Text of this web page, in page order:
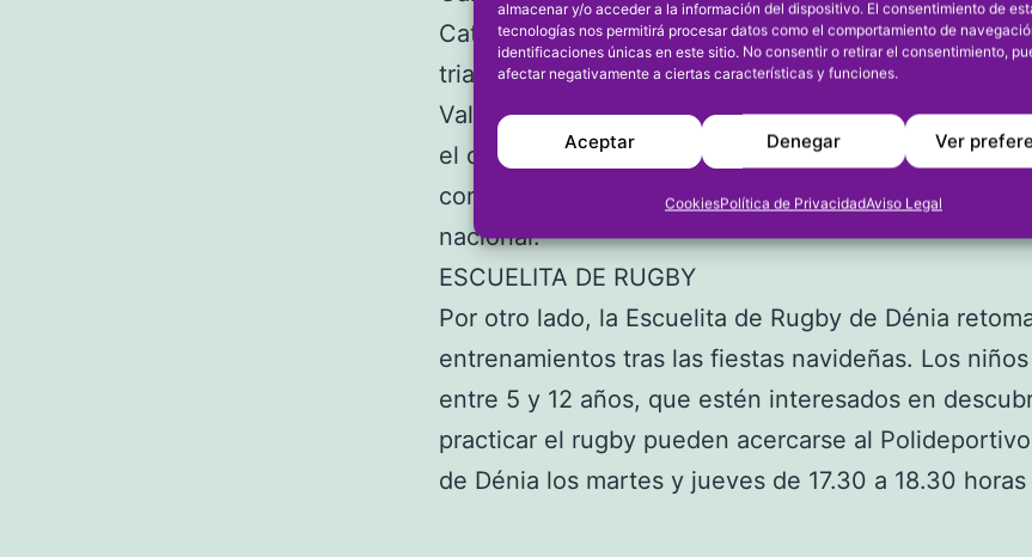
almacenar y/o acceder a la información del dispositivo. El consentimiento de
tecnologías nos permitirá procesar datos como el comportamiento de
identificaciones únicas en este sitio. No consentir o retirar el consentimiento,
afectar negativamente a ciertas características y funciones.
Aceptar Denegar Ver
CookiesPolítica de PrivacidadAviso Legal
Cataluña, Madrid y Castilla León. Los ganadores de
triangular jugarán por el título del Campeonato de
Valenciana se enfrentará a Galicia el 2 de febrero y
el día 12 de febrero. Las jugadoras dianense esperan
convocadas varias veces poder disputar esos
nacional.
ESCUELITA DE RUGBY
Por otro lado, la Escuelita de Rugby de Dénia
entrenamientos tras las fiestas navideñas. Los
entre 5 y 12 años, que estén interesados en
practicar el rugby pueden acercarse al
de Dénia los martes y jueves de 17.30 a 18.30 horas